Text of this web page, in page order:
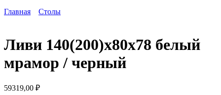
Главная
Столы
Ливи 140(200)х80х78 белый
мрамор / черный
59319,00 ₽